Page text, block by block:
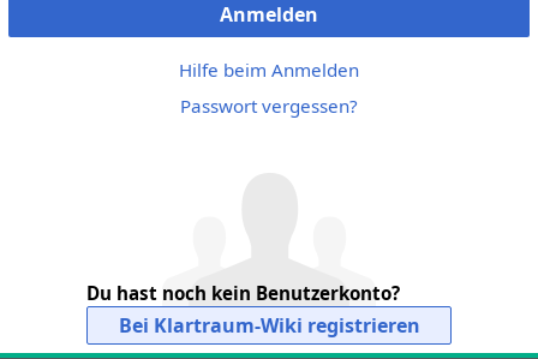
Anmelden
Hilfe beim Anmelden
Passwort vergessen?
Du hast noch kein Benutzerkonto?
Bei Klartraum-Wiki registrieren